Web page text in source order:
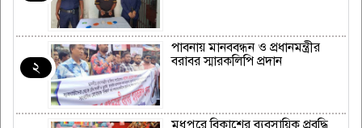
২
পাবনায় মানববন্ধন ও প্রধানমন্ত্রীর
বরাবর স্মারকলিপি প্রদান
মধুপুরে বিকাশের ব্যবসায়িক প্রবৃদ্ধি